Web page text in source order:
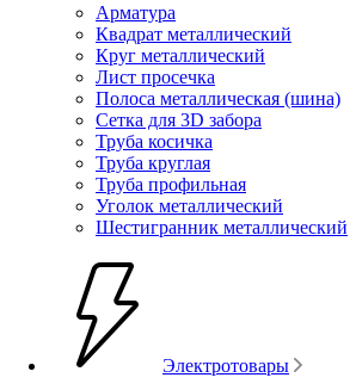
Арматура
Квадрат металлический
Круг металлический
Лист просечка
Полоса металлическая (шина)
Сетка для 3D забора
Труба косичка
Труба круглая
Труба профильная
Уголок металлический
Шестигранник металлический
Электротовары